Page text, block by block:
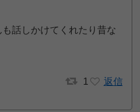
話しかけてくれたり昔な
1 返信